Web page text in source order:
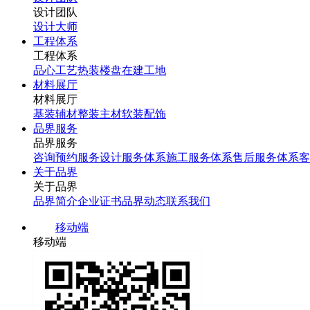
设计团队
设计大师
工程体系
工程体系
品心工艺热装楼盘在建工地
材料展厅
材料展厅
基装辅材整装主材软装配饰
品界服务
品界服务
咨询预约服务设计服务体系施工服务体系售后服务体系
关于品界
关于品界
品界简介企业证书品界动态联系我们
移动端
移动端